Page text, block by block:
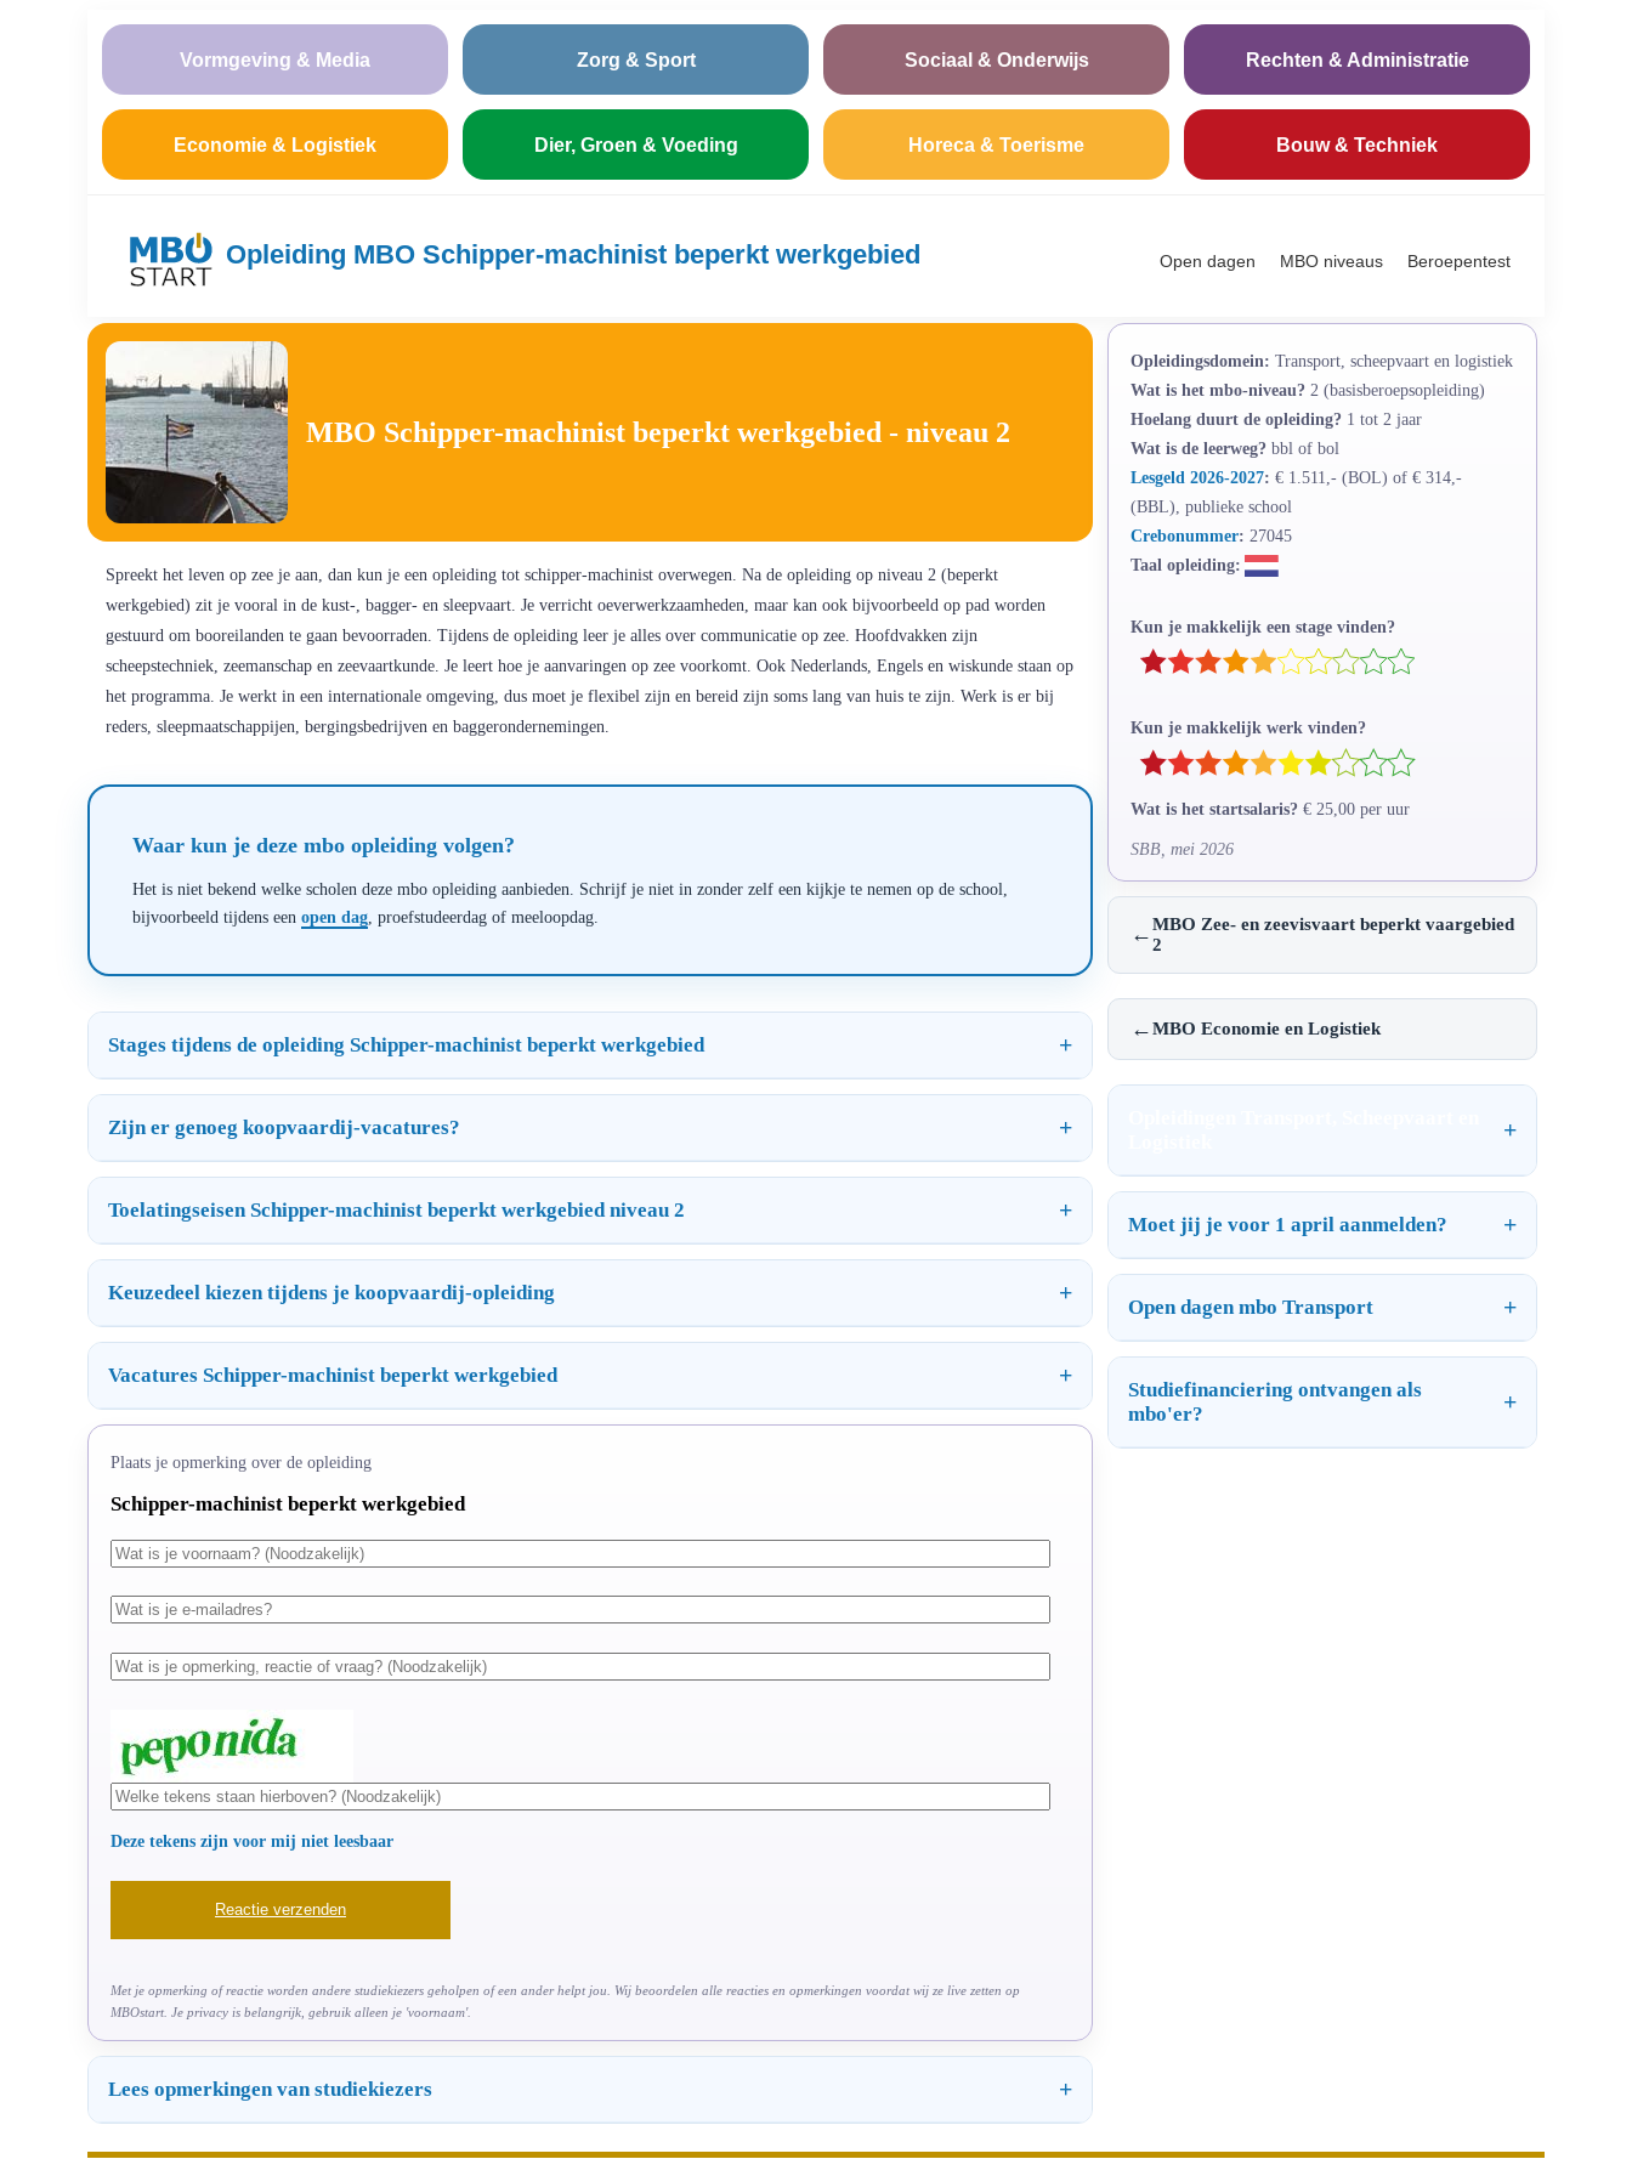
Vormgeving & Media Zorg & Sport Sociaal & Onderwijs Rechten & Administratie
Economie & Logistiek Dier, Groen & Voeding Horeca & Toerisme Bouw & Techniek
Opleiding MBO Schipper-machinist beperkt werkgebied Open dagen MBO niveaus Beroepentest
MBO Schipper-machinist beperkt werkgebied - niveau 2
Spreekt het leven op zee je aan, dan kun je een opleiding tot schipper-machinist overwegen. Na de opleiding op niveau 2 (beperkt
werkgebied) zit je vooral in de kust-, bagger- en sleepvaart. Je verricht oeverwerkzaamheden, maar kan ook bijvoorbeeld op pad worden
gestuurd om booreilanden te gaan bevoorraden. Tijdens de opleiding leer je alles over communicatie op zee. Hoofdvakken zijn
scheepstechniek, zeemanschap en zeevaartkunde. Je leert hoe je aanvaringen op zee voorkomt. Ook Nederlands, Engels en wiskunde staan op
het programma. Je werkt in een internationale omgeving, dus moet je flexibel zijn en bereid zijn soms lang van huis te zijn. Werk is er bij
reders, sleepmaatschappijen, bergingsbedrijven en baggerondernemingen.
Waar kun je deze mbo opleiding volgen?
Het is niet bekend welke scholen deze mbo opleiding aanbieden. Schrijf je niet in zonder zelf een kijkje te nemen op de school,
bijvoorbeeld tijdens een open dag , proefstudeerdag of meeloopdag.
Stages tijdens de opleiding Schipper-machinist beperkt werkgebied
Zijn er genoeg koopvaardij-vacatures?
Toelatingseisen Schipper-machinist beperkt werkgebied niveau 2
Keuzedeel kiezen tijdens je koopvaardij-opleiding
Vacatures Schipper-machinist beperkt werkgebied
Plaats je opmerking over de opleiding
Schipper-machinist beperkt werkgebied
Deze tekens zijn voor mij niet leesbaar
Met je opmerking of reactie worden andere studiekiezers geholpen of een ander helpt jou. Wij beoordelen alle reacties en opmerkingen voordat wij ze live zetten op
MBOstart. Je privacy is belangrijk, gebruik alleen je 'voornaam'.
Lees opmerkingen van studiekiezers
Opleidingsdomein: Transport, scheepvaart en logistiek
Wat is het mbo-niveau? 2 (basisberoepsopleiding)
Hoelang duurt de opleiding? 1 tot 2 jaar
Wat is de leerweg? bbl of bol
Lesgeld 2026-2027: € 1.511,- (BOL) of € 314,-
(BBL), publieke school
Crebonummer: 27045
Taal opleiding:
Kun je makkelijk een stage vinden?
Kun je makkelijk werk vinden?
Wat is het startsalaris? € 25,00 per uur
SBB, mei 2026
←MBO Zee- en zeevisvaart beperkt vaargebied
2
←MBO Economie en Logistiek
Moet jij je voor 1 april aanmelden?
Open dagen mbo Transport
Studiefinanciering ontvangen als
mbo'er?